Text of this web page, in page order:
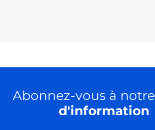
Abonnez-vous à notre
d'information